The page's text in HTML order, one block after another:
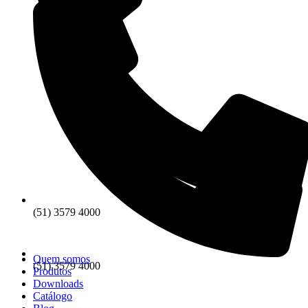
(51) 3579 4000
(51) 3579 4000
Quem somos
Produtos
Downloads
Catálogo